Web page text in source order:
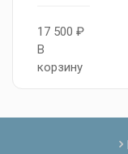
17 500 ₽
В
корзину